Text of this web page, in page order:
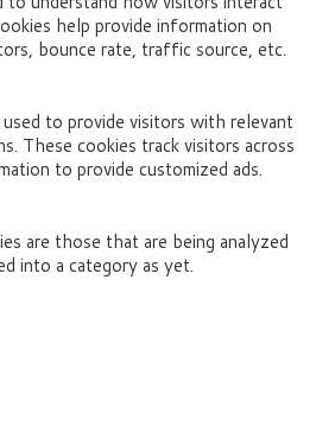
help provide information on
bounce rate, traffic source, etc.
to provide visitors with relevant
These cookies track visitors across
to provide customized ads.
are those that are being analyzed
into a category as yet.